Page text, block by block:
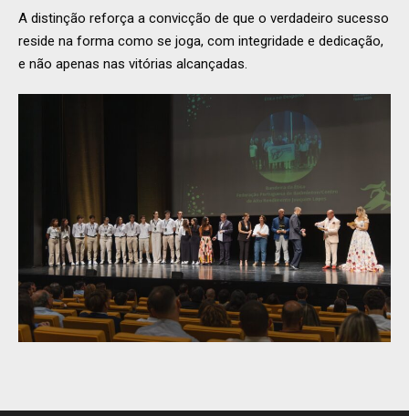
A distinção reforça a convicção de que o verdadeiro sucesso
reside na forma como se joga, com integridade e dedicação,
e não apenas nas vitórias alcançadas.